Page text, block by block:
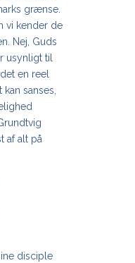
grænse.
vi kender de
Nej, Guds
usynligt til
en reel
sanses,
af alt på
disciple